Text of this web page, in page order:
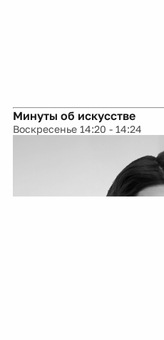
Минуты об искусстве
Воскресенье 14:20 - 14:24